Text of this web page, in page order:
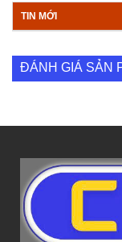
TIN MỚI
ĐÁNH GIÁ SẢN